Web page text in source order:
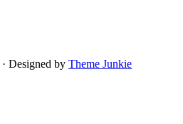
· Designed by Theme Junkie